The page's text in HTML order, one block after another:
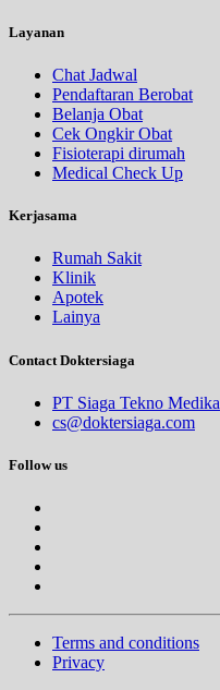
Layanan
Chat Jadwal
Pendaftaran Berobat
Belanja Obat
Cek Ongkir Obat
Fisioterapi dirumah
Medical Check Up
Kerjasama
Rumah Sakit
Klinik
Apotek
Lainya
Contact Doktersiaga
PT Siaga Tekno Medika
cs@doktersiaga.com
Follow us
Terms and conditions
Privacy